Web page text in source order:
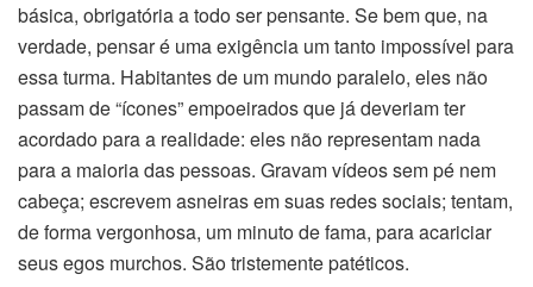
básica, obrigatória a todo ser pensante. Se bem que, na
verdade, pensar é uma exigência um tanto impossível para
essa turma. Habitantes de um mundo paralelo, eles não
passam de “ícones” empoeirados que já deveriam ter
acordado para a realidade: eles não representam nada
para a maioria das pessoas. Gravam vídeos sem pé nem
cabeça; escrevem asneiras em suas redes sociais; tentam,
de forma vergonhosa, um minuto de fama, para acariciar
seus egos murchos. São tristemente patéticos.